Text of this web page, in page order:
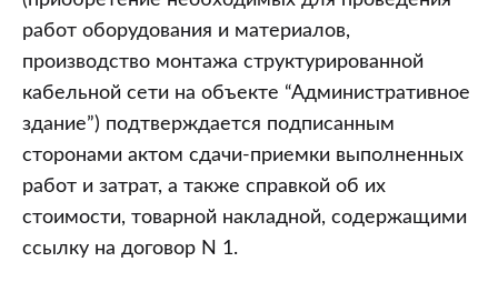
работ оборудования и материалов,
производство монтажа структурированной
кабельной сети на объекте “Административное
здание”) подтверждается подписанным
сторонами актом сдачи-приемки выполненных
работ и затрат, а также справкой об их
стоимости, товарной накладной, содержащими
ссылку на договор N 1.